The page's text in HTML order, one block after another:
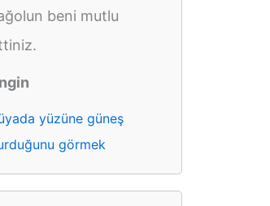
beni mutlu
yüzüne güneş
görmek